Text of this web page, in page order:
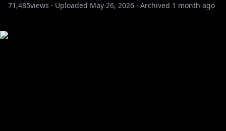
71,485views · Uploaded May 26, 2026 · Archived 1 month ago